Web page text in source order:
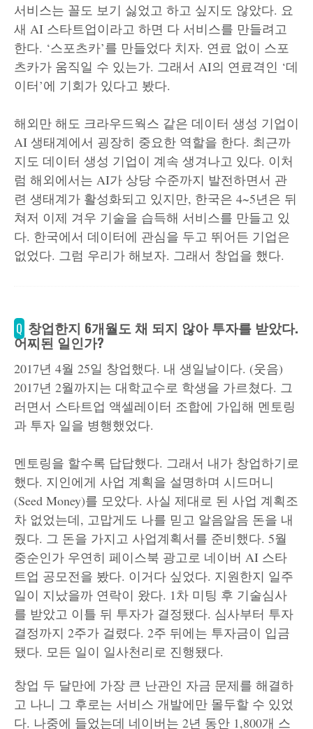
서비스는 꼴도 보기 싫었고 하고 싶지도 않았다. 요
새 AI 스타트업이라고 하면 다 서비스를 만들려고
한다. ‘스포츠카’를 만들었다 치자. 연료 없이 스포
츠카가 움직일 수 있는가. 그래서 AI의 연료격인 ‘데
이터’에 기회가 있다고 봤다.
해외만 해도 크라우드웍스 같은 데이터 생성 기업이
AI 생태계에서 굉장히 중요한 역할을 한다. 최근까
지도 데이터 생성 기업이 계속 생겨나고 있다. 이처
럼 해외에서는 AI가 상당 수준까지 발전하면서 관
련 생태계가 활성화되고 있지만, 한국은 4~5년은 뒤
쳐저 이제 겨우 기술을 습득해 서비스를 만들고 있
다. 한국에서 데이터에 관심을 두고 뛰어든 기업은
없었다. 그럼 우리가 해보자. 그래서 창업을 했다.
Q 창업한지 6개월도 채 되지 않아 투자를 받았다.
어찌된 일인가?
2017년 4월 25일 창업했다. 내 생일날이다. (웃음)
2017년 2월까지는 대학교수로 학생을 가르쳤다. 그
러면서 스타트업 액셀레이터 조합에 가입해 멘토링
과 투자 일을 병행했었다.
멘토링을 할수록 답답했다. 그래서 내가 창업하기로
했다. 지인에게 사업 계획을 설명하며 시드머니
(Seed Money)를 모았다. 사실 제대로 된 사업 계획조
차 없었는데, 고맙게도 나를 믿고 알음알음 돈을 내
줬다. 그 돈을 가지고 사업계획서를 준비했다. 5월
중순인가 우연히 페이스북 광고로 네이버 AI 스타
트업 공모전을 봤다. 이거다 싶었다. 지원한지 일주
일이 지났을까 연락이 왔다. 1차 미팅 후 기술심사
를 받았고 이틀 뒤 투자가 결정됐다. 심사부터 투자
결정까지 2주가 걸렸다. 2주 뒤에는 투자금이 입금
됐다. 모든 일이 일사천리로 진행됐다.
창업 두 달만에 가장 큰 난관인 자금 문제를 해결하
고 나니 그 후로는 서비스 개발에만 몰두할 수 있었
다. 나중에 들었는데 네이버는 2년 동안 1,800개 스